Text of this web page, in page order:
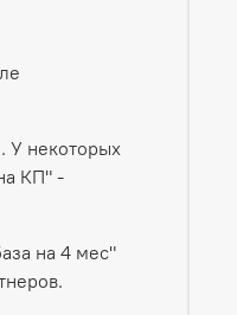
У некоторых
КП" -
на 4 мес"